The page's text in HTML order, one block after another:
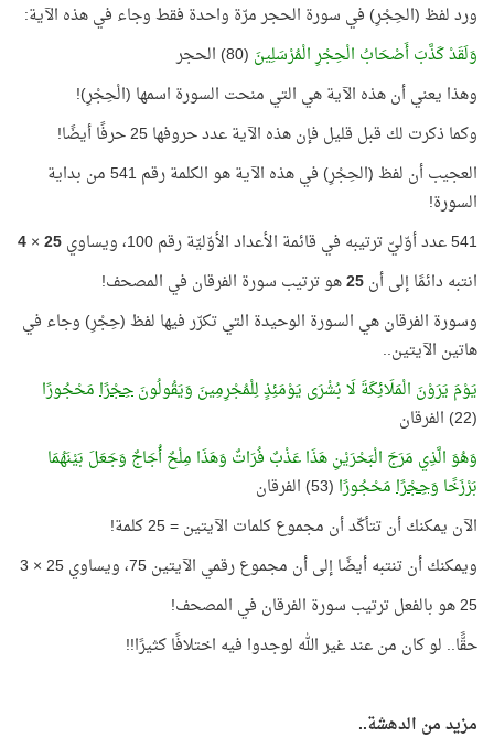
ورد لفظ (الحِجْرِ) في سورة الحجر مرّة واحدة فقط وجاء في هذه الآية:
وَلَقَدْ كَذَّبَ أَصْحَابُ الْحِجْرِ الْمُرْسَلِينَ (80) الحجر
وهذا يعني أن هذه الآية هي التي منحت السورة اسمها (الْحِجْرِ)!
وكما ذكرت لك قبل قليل فإن هذه الآية عدد حروفها 25 حرفًا أيضًا!
العجيب أن لفظ (الحِجْرِ) في هذه الآية هو الكلمة رقم 541 من بداية
السورة!
541 عدد أوّليّ ترتيبه في قائمة الأعداد الأوّليّة رقم 100، ويساوي
25
×
4
انتبه دائمًا إلى أن25هو ترتيب سورة الفرقان في المصحف!
وسورة الفرقان هي السورة الوحيدة التي تكرّر فيها لفظ (حِجْرِ) وجاء في
هاتين الآيتين..
يَوْمَ يَرَوْنَ الْمَلَائِكَةَ لَا بُشْرَى يَوْمَئِذٍ لِلْمُجْرِمِينَ وَيَقُولُونَحِجْرًامَحْجُورًا
(22) الفرقان
وَهُوَ الَّذِي مَرَجَ الْبَحْرَيْنِ هَذَا عَذْبٌ فُرَاتٌ وَهَذَا مِلْحٌ أُجَاجٌ وَجَعَلَ بَيْنَهُمَا
بَرْزَخًا وَحِجْرًامَحْجُورًا (53) الفرقان
الآن يمكنك أن تتأكّد أن مجموع كلمات الآيتين = 25 كلمة!
ويمكنك أن تنتبه أيضًا إلى أن مجموع رقمي الآيتين 75، ويساوي 25 × 3
25 هو بالفعل ترتيب سورة الفرقان في المصحف!
حقًّا.. لو كان من عند غير الله لوجدوا فيه اختلافًا كثيرًا!!
مزيد من الدهشة..